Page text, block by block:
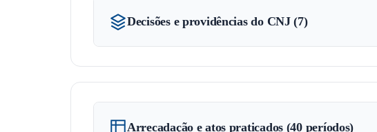
Decisões e providências do CNJ (7)
Arrecadação e atos praticados (40 períodos)